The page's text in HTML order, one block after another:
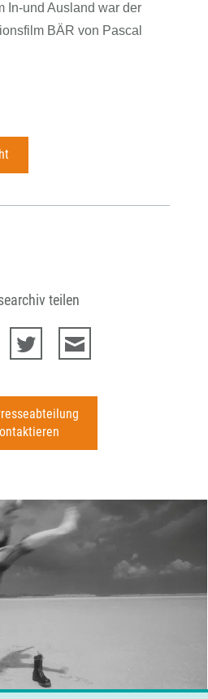
In-und Ausland war der
BÄR von Pascal
teilen